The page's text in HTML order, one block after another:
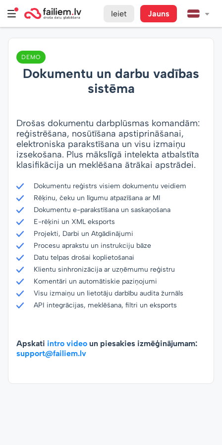
Ieiet Jauns
DEMO
Drošas dokumentu darbplūsmas komandām:
reģistrēšana, nosūtīšana apstiprināšanai,
elektroniska parakstīšana un visu izmaiņu
izsekošana. Plus mākslīgā intelekta atbalstīta
klasifikācija un meklēšana ātrākai apstrādei.
Dokumentu reģistrs visiem dokumentu veidiem
Rēķinu, čeku un līgumu atpazīšana ar MI
Dokumentu e-parakstīšana un saskaņošana
E-rēķini un XML eksports
Projekti, Darbi un Atgādinājumi
Procesu aprakstu un instrukciju bāze
Datu telpas drošai koplietošanai
Klientu sinhronizācija ar uzņēmumu reģistru
Komentāri un automātiskie paziņojumi
Visu izmaiņu un lietotāju darbību audita žurnāls
API integrācijas, meklēšana, filtri un eksports
Dokumentu un darbu vadības
sistēma
Apskati intro video un piesakies izmēģinājumam:
support@failiem.lv